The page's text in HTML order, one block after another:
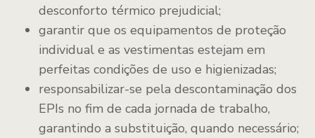
desconforto térmico prejudicial;
garantir que os equipamentos de proteção
individual e as vestimentas estejam em
perfeitas condições de uso e higienizadas;
responsabilizar-se pela descontaminação dos
EPIs no fim de cada jornada de trabalho,
garantindo a substituição, quando necessário;